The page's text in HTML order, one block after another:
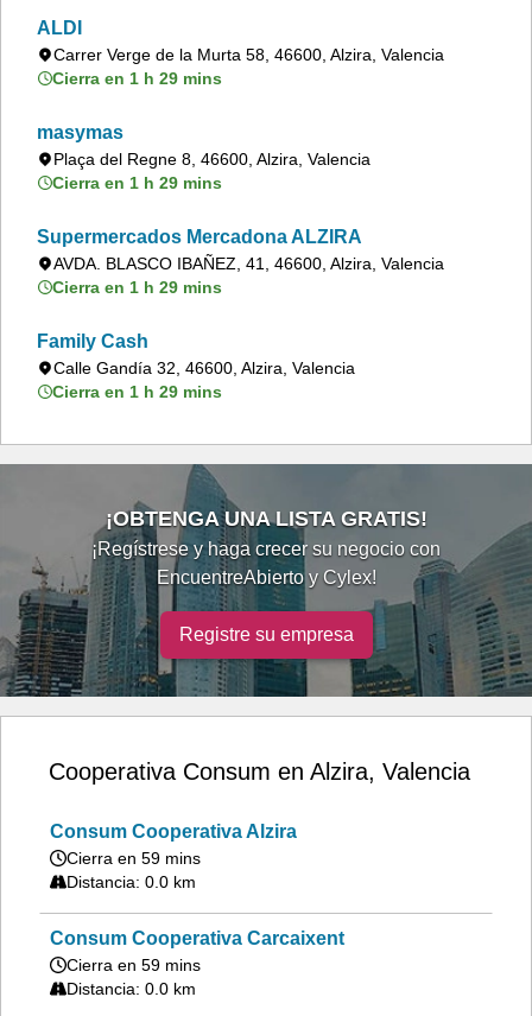
ALDI
Carrer Verge de la Murta 58, 46600, Alzira, Valencia
Cierra en 1 h 29 mins
masymas
Plaça del Regne 8, 46600, Alzira, Valencia
Cierra en 1 h 29 mins
Supermercados Mercadona ALZIRA
AVDA. BLASCO IBAÑEZ, 41, 46600, Alzira, Valencia
Cierra en 1 h 29 mins
Family Cash
Calle Gandía 32, 46600, Alzira, Valencia
Cierra en 1 h 29 mins
¡OBTENGA UNA LISTA GRATIS!
¡Regístrese y haga crecer su negocio con
EncuentreAbierto y Cylex!
Registre su empresa
Cooperativa Consum en Alzira, Valencia
Consum Cooperativa Alzira
Cierra en 59 mins
Distancia: 0.0 km
Consum Cooperativa Carcaixent
Cierra en 59 mins
Distancia: 0.0 km